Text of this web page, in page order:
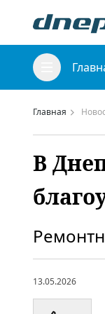
Главная
В
13.05.2026